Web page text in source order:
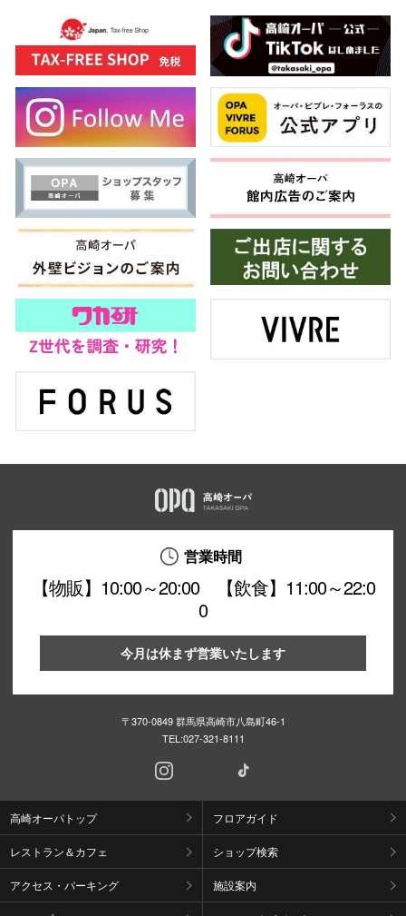
営業時間
【物販】10:00～20:00 【飲食】11:00～22:0
0
今月は休まず営業いたします
〒370-0849 群馬県高崎市八島町46-1
TEL:027-321-8111
高崎オーパトップ フロアガイド
レストラン＆カフェ ショップ検索
アクセス・パーキング 施設案内